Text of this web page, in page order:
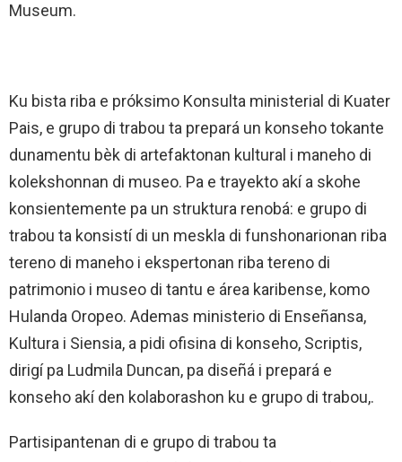
Museum.
Ku bista riba e próksimo Konsulta ministerial di Kuater
Pais, e grupo di trabou ta prepará un konseho tokante
dunamentu bèk di artefaktonan kultural i maneho di
kolekshonnan di museo. Pa e trayekto akí a skohe
konsientemente pa un struktura renobá: e grupo di
trabou ta konsistí di un meskla di funshonarionan riba
tereno di maneho i ekspertonan riba tereno di
patrimonio i museo di tantu e área karibense, komo
Hulanda Oropeo. Ademas ministerio di Enseñansa,
Kultura i Siensia, a pidi ofisina di konseho, Scriptis,
dirigí pa Ludmila Duncan, pa diseñá i prepará e
konseho akí den kolaborashon ku e grupo di trabou,.
Partisipantenan di e grupo di trabou ta